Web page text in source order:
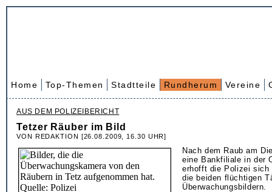
Home Top-Themen Stadtteile Rundherum Vereine
AUS DEM POLIZEIBERICHT
Tetzer Räuber im Bild
VON REDAKTION [26.08.2009, 16.30 UHR]
Nach dem Raub am
eine Bankfiliale in der
erhofft die Polizei sich
die beiden flüchtigen
Überwachungsbildern.